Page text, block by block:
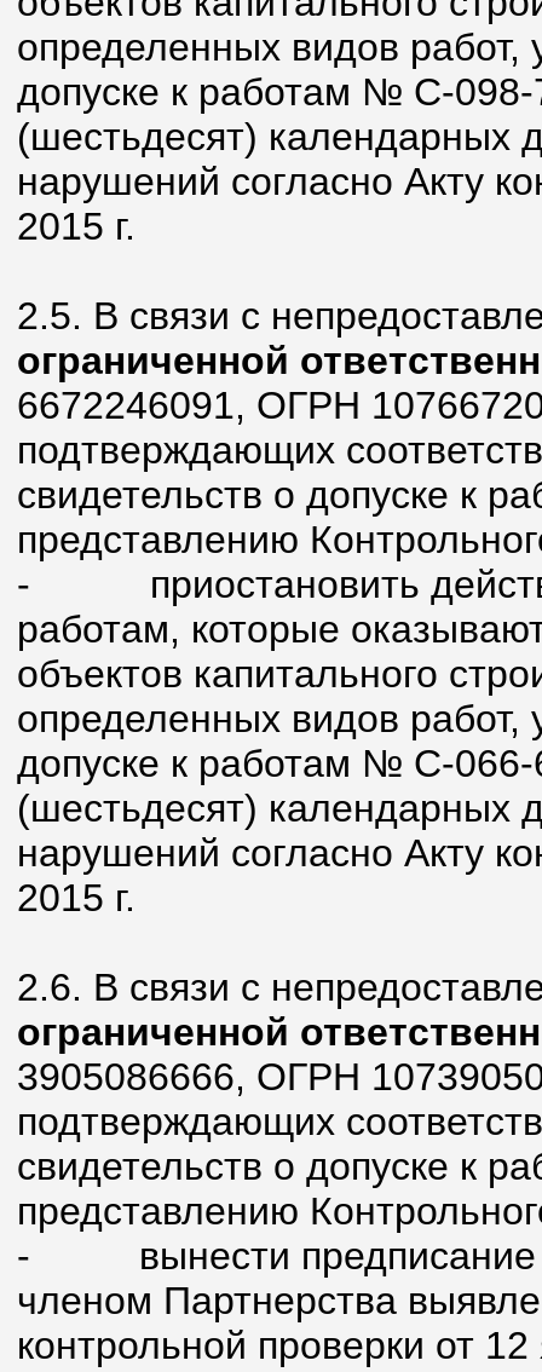
определенных видов работ,
допуске к работам № С-
(шестьдесят) календарных
нарушений согласно Акту
2015 г.
2.5. В связи с
ограниченной
6672246091, ОГРН
подтверждающих
свидетельств о допуске к
представлению
-
приостановить
работам, которые
объектов капитального
определенных видов работ,
допуске к работам № С-
(шестьдесят) календарных
нарушений согласно Акту
2015 г.
2.6. В связи с
ограниченной
3905086666, ОГРН
подтверждающих
свидетельств о допуске к
представлению
-
вынести
членом Партнерства
контрольной проверки от